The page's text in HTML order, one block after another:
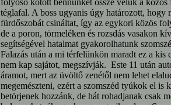
folyosó kötött bennünket össze velük a
téglafal. A boss ugyanis úgy határozott, hogy
fürdőszobát csináltat, így az egykori közös
de a poron, törmeléken és rozsdás vasakon
segítségével hatalmat gyakorolhatunk
Falazás után a mi térfelünkön maradt ez a kis
nem kap sajátot, megszívják. Este 11 után
áramot, mert az üvöltő zenétől nem lehet
megemészteni, ezért a szomszéd tyúkok el
betörjenek hozzánk, de hát rohadjanak csak